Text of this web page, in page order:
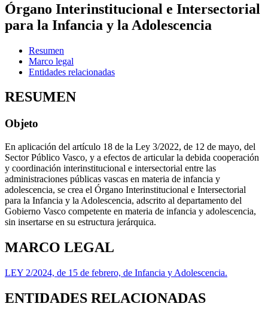
Órgano Interinstitucional e Intersectorial
para la Infancia y la Adolescencia
Resumen
Marco legal
Entidades relacionadas
RESUMEN
Objeto
En aplicación del artículo 18 de la Ley 3/2022, de 12 de mayo, del
Sector Público Vasco, y a efectos de articular la debida cooperación
y coordinación interinstitucional e intersectorial entre las
administraciones públicas vascas en materia de infancia y
adolescencia, se crea el Órgano Interinstitucional e Intersectorial
para la Infancia y la Adolescencia, adscrito al departamento del
Gobierno Vasco competente en materia de infancia y adolescencia,
sin insertarse en su estructura jerárquica.
MARCO LEGAL
LEY 2/2024, de 15 de febrero, de Infancia y Adolescencia.
ENTIDADES RELACIONADAS